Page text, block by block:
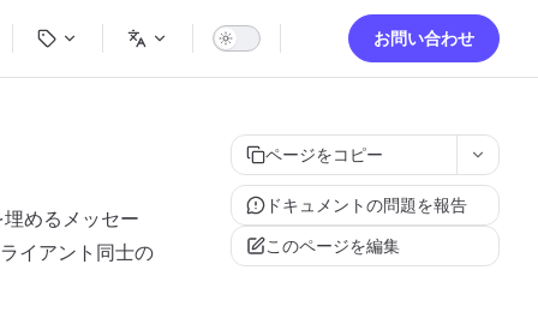
お問い合わせ
ページをコピー
ドキュメントの問題を報告
このページを編集
めるメッセー
イアント同士の